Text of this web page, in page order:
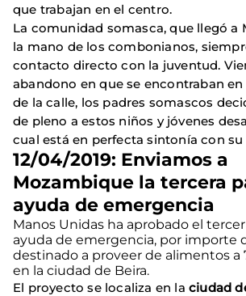
que trabajan en el centro.
La comunidad somasca, que llegó a
la mano de los combonianos,
contacto directo con la juventud.
abandono en que se encontraban
de la calle, los padres somascos
de pleno a estos niños y jóvenes
cual está en perfecta sintonía con su
12/04/2019: Enviamos a
Mozambique la tercera
ayuda de emergencia
Manos Unidas ha aprobado el
ayuda de emergencia, por importe
destinado a proveer de alimentos a
en la ciudad de Beira.
El proyecto se localiza en la ciudad